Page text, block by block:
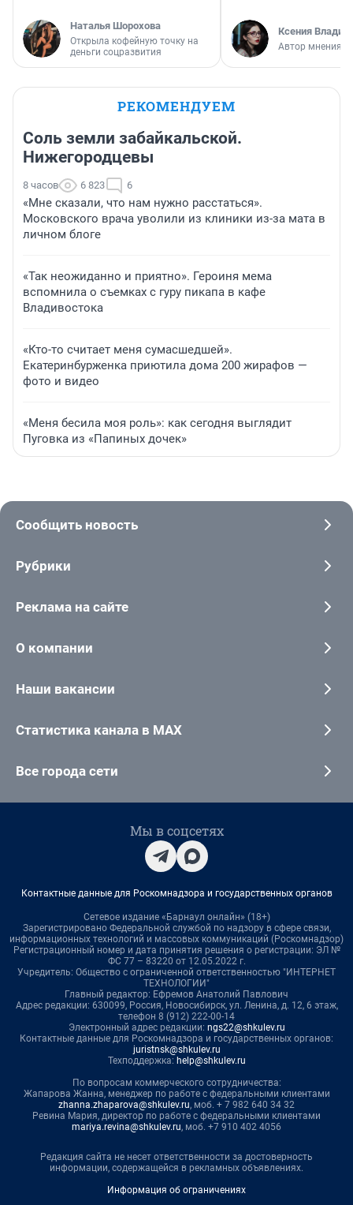
Наталья Шорохова
Открыла кофейную точку на
деньги соцразвития
Ксения
Автор мнения
РЕКОМЕНДУЕМ
Соль земли забайкальской.
Нижегородцевы
8 часов 6 823 6
«Мне сказали, что нам нужно расстаться».
Московского врача уволили из клиники из-за мата в
личном блоге
«Так неожиданно и приятно». Героиня мема
вспомнила о съемках с гуру пикапа в кафе
Владивостока
«Кто-то считает меня сумасшедшей».
Екатеринбурженка приютила дома 200 жирафов —
фото и видео
«Меня бесила моя роль»: как сегодня выглядит
Пуговка из «Папиных дочек»
Сообщить новость
Рубрики
Реклама на сайте
О компании
Наши вакансии
Статистика канала в MAX
Все города сети
Мы в соцсетях
Контактные данные для Роскомнадзора и государственных органов
Сетевое издание «Барнаул онлайн» (18+)
Зарегистрировано Федеральной службой по надзору в сфере связи,
информационных технологий и массовых коммуникаций (Роскомнадзор)
Регистрационный номер и дата принятия решения о регистрации: ЭЛ №
ФС 77 – 83220 от 12.05.2022 г.
Учредитель: Общество с ограниченной ответственностью "ИНТЕРНЕТ
ТЕХНОЛОГИИ"
Главный редактор: Ефремов Анатолий Павлович
Адрес редакции: 630099, Россия, Новосибирск, ул. Ленина, д. 12, 6 этаж,
телефон 8 (912) 222-00-14
Электронный адрес редакции: ngs22@shkulev.ru
Контактные данные для Роскомнадзора и государственных органов:
juristnsk@shkulev.ru
Техподдержка: help@shkulev.ru
По вопросам коммерческого сотрудничества:
Жапарова Жанна, менеджер по работе с федеральными клиентами
zhanna.zhaparova@shkulev.ru, моб. + 7 982 640 34 32
Ревина Мария, директор по работе с федеральными клиентами
mariya.revina@shkulev.ru, моб. +7 910 402 4056
Редакция сайта не несет ответственности за достоверность
информации, содержащейся в рекламных объявлениях.
Информация об ограничениях